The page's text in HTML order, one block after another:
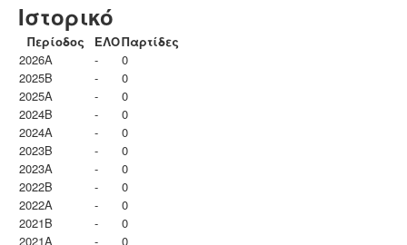
Ιστορικό
Περίοδος ΕΛΟΠαρτίδες
2026A
-
0
2025B
-
0
2025A
-
0
2024B
-
0
2024A
-
0
2023B
-
0
2023Α
-
0
2022B
-
0
2022A
-
0
2021B
-
0
2021A
- 0